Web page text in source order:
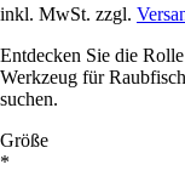
inkl. MwSt. zzgl.
Entdecken Sie die
Werkzeug für
suchen.
Größe
*